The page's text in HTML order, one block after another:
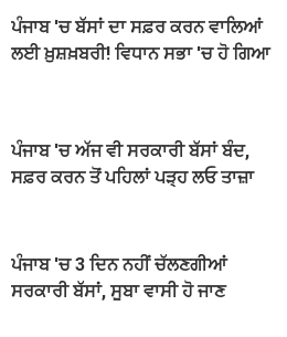
ਪੰਜਾਬ 'ਚ ਬੱਸਾਂ ਦਾ ਸਫ਼ਰ ਕਰਨ ਵਾਲਿਆਂ
ਲਈ ਖ਼ੁਸ਼ਖ਼ਬਰੀ! ਵਿਧਾਨ ਸਭਾ 'ਚ ਹੋ ਗਿਆ
ਪੰਜਾਬ 'ਚ ਅੱਜ ਵੀ ਸਰਕਾਰੀ ਬੱਸਾਂ ਬੰਦ,
ਸਫ਼ਰ ਕਰਨ ਤੋਂ ਪਹਿਲਾਂ ਪੜ੍ਹ ਲਓ ਤਾਜ਼ਾ
ਪੰਜਾਬ 'ਚ 3 ਦਿਨ ਨਹੀਂ ਚੱਲਣਗੀਆਂ
ਸਰਕਾਰੀ ਬੱਸਾਂ, ਸੂਬਾ ਵਾਸੀ ਹੋ ਜਾਣ